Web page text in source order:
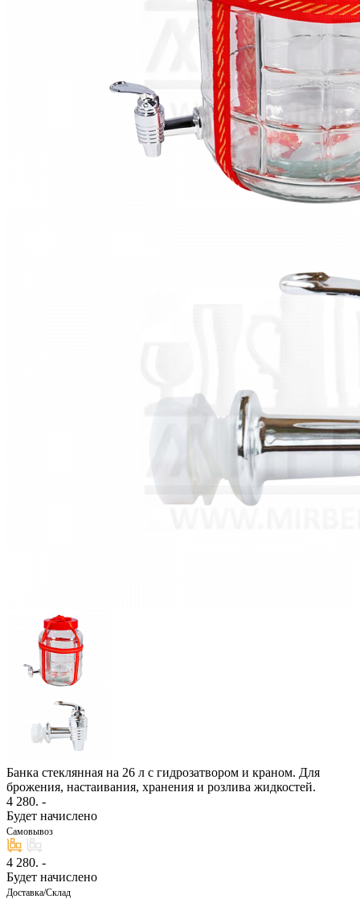
Банка стеклянная на 26 л с гидрозатвором и краном. Для
брожения, настаивания, хранения и розлива жидкостей.
4 280. -
Будет начислено
Самовывоз
4 280. -
Будет начислено
Доставка/Склад